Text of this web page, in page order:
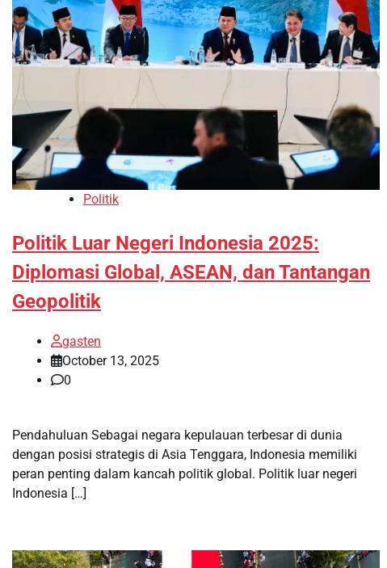
Politik
Politik Luar Negeri Indonesia 2025:
Diplomasi Global, ASEAN, dan Tantangan
Geopolitik
gasten
October 13, 2025
0
Pendahuluan Sebagai negara kepulauan terbesar di dunia
dengan posisi strategis di Asia Tenggara, Indonesia memiliki
peran penting dalam kancah politik global. Politik luar negeri
Indonesia […]